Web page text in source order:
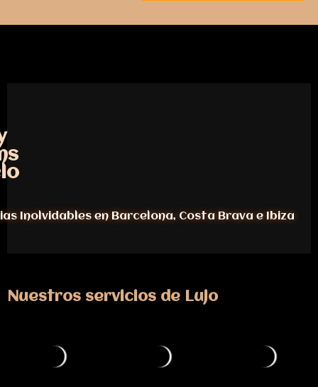
Inolvidables en Barcelona, Costa Brava e Ibiza
Nuestros servicios de Lujo